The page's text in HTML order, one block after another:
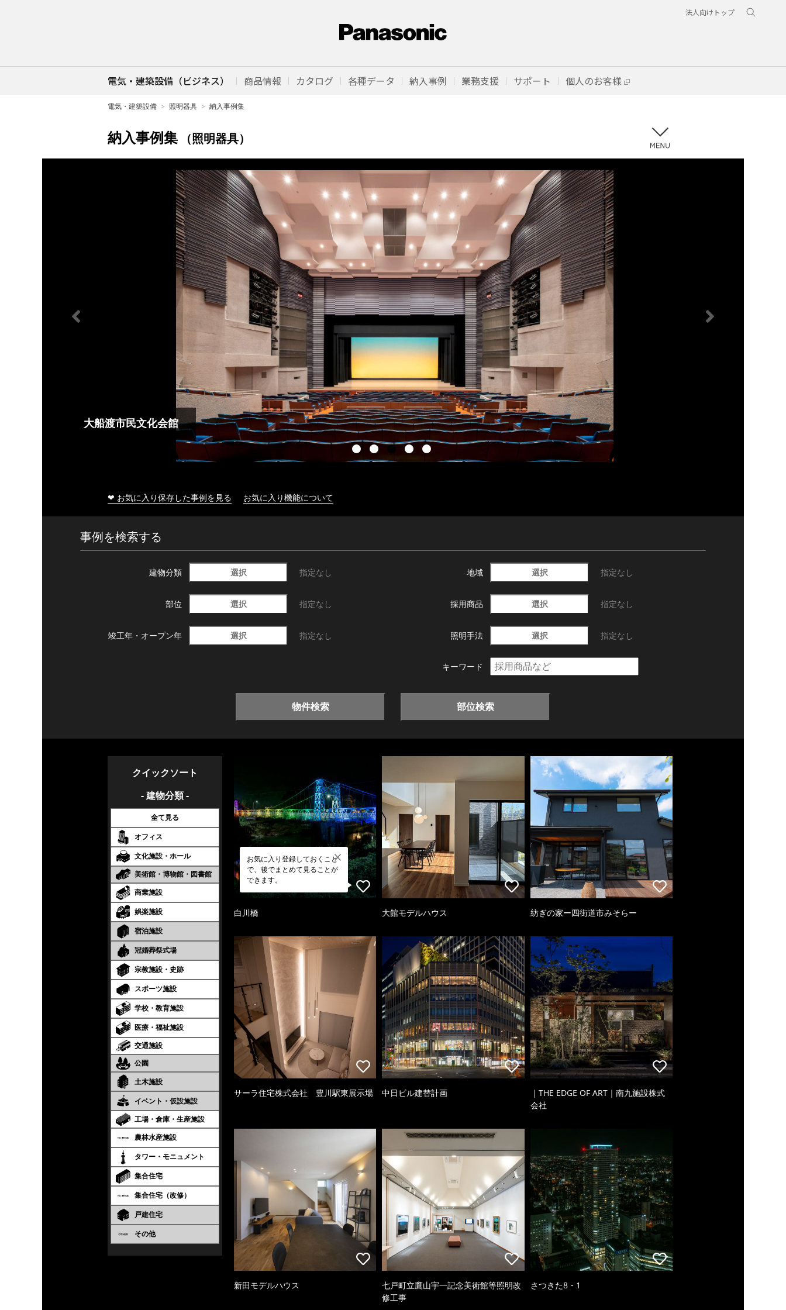
法人向けトップ
電気・建築設備（ビジネス） 商品情報 カタログ 各種データ 納入事例 業務支援 サポート 個人のお客様
電気・建築設備 照明器具 納入事例集
納入事例集 （照明器具）
大船渡市民文化会館
❤ お気に入り保存した事例を見る お気に入り機能について
事例を検索する
建物分類 選択 指定なし 地域 選択 指定なし
部位 選択 指定なし 採用商品 選択 指定なし
竣工年・ オープン年 選択 指定なし 照明手法 選択 指定なし
キーワード
物件検索 部位検索
クイックソート
- 建物分類 -
全て見る
オフィス
文化施設・ホール
美術館・博物館・図書館
商業施設
娯楽施設
宿泊施設
冠婚葬祭式場
宗教施設・史跡
スポーツ施設
学校・教育施設
医療・福祉施設
交通施設
公園
土木施設
イベント・仮設施設
工場・倉庫・生産施設
農林水産施設
タワー・モニュメント
集合住宅
集合住宅（改修）
戸建住宅
その他
お気に入り登録しておくこと
で、後でまとめて見ることが
できます。
白川橋 大館モデルハウス 紡ぎの家ー四街道市みそらー
サーラ住宅株式会社 豊川駅東展示場 中日ビル建替計画
｜THE EDGE OF ART｜南九施設株式
会社
新田モデルハウス
七戸町立鷹山宇一記念美術館等照明改
修工事
さつきた8・1